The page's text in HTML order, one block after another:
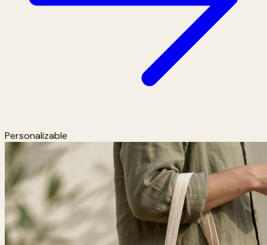
Personalizable